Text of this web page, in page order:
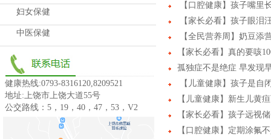
妇女保健
中医保健
健康热线:0793-8316120,8209521
地址:上饶市上饶大道55号
公交路线：5，19，40，47，53，V2
【口腔健康】孩子嘴里
【家长必看】孩子眼泪
【全民营养周】奶豆添
【家长必看】真的要咳
孤独症不是绝症 早发现
【儿童健康】孩子是自
【儿童健康】新生儿黄
【家长必看】孩子远视
【口腔健康】定期涂氟